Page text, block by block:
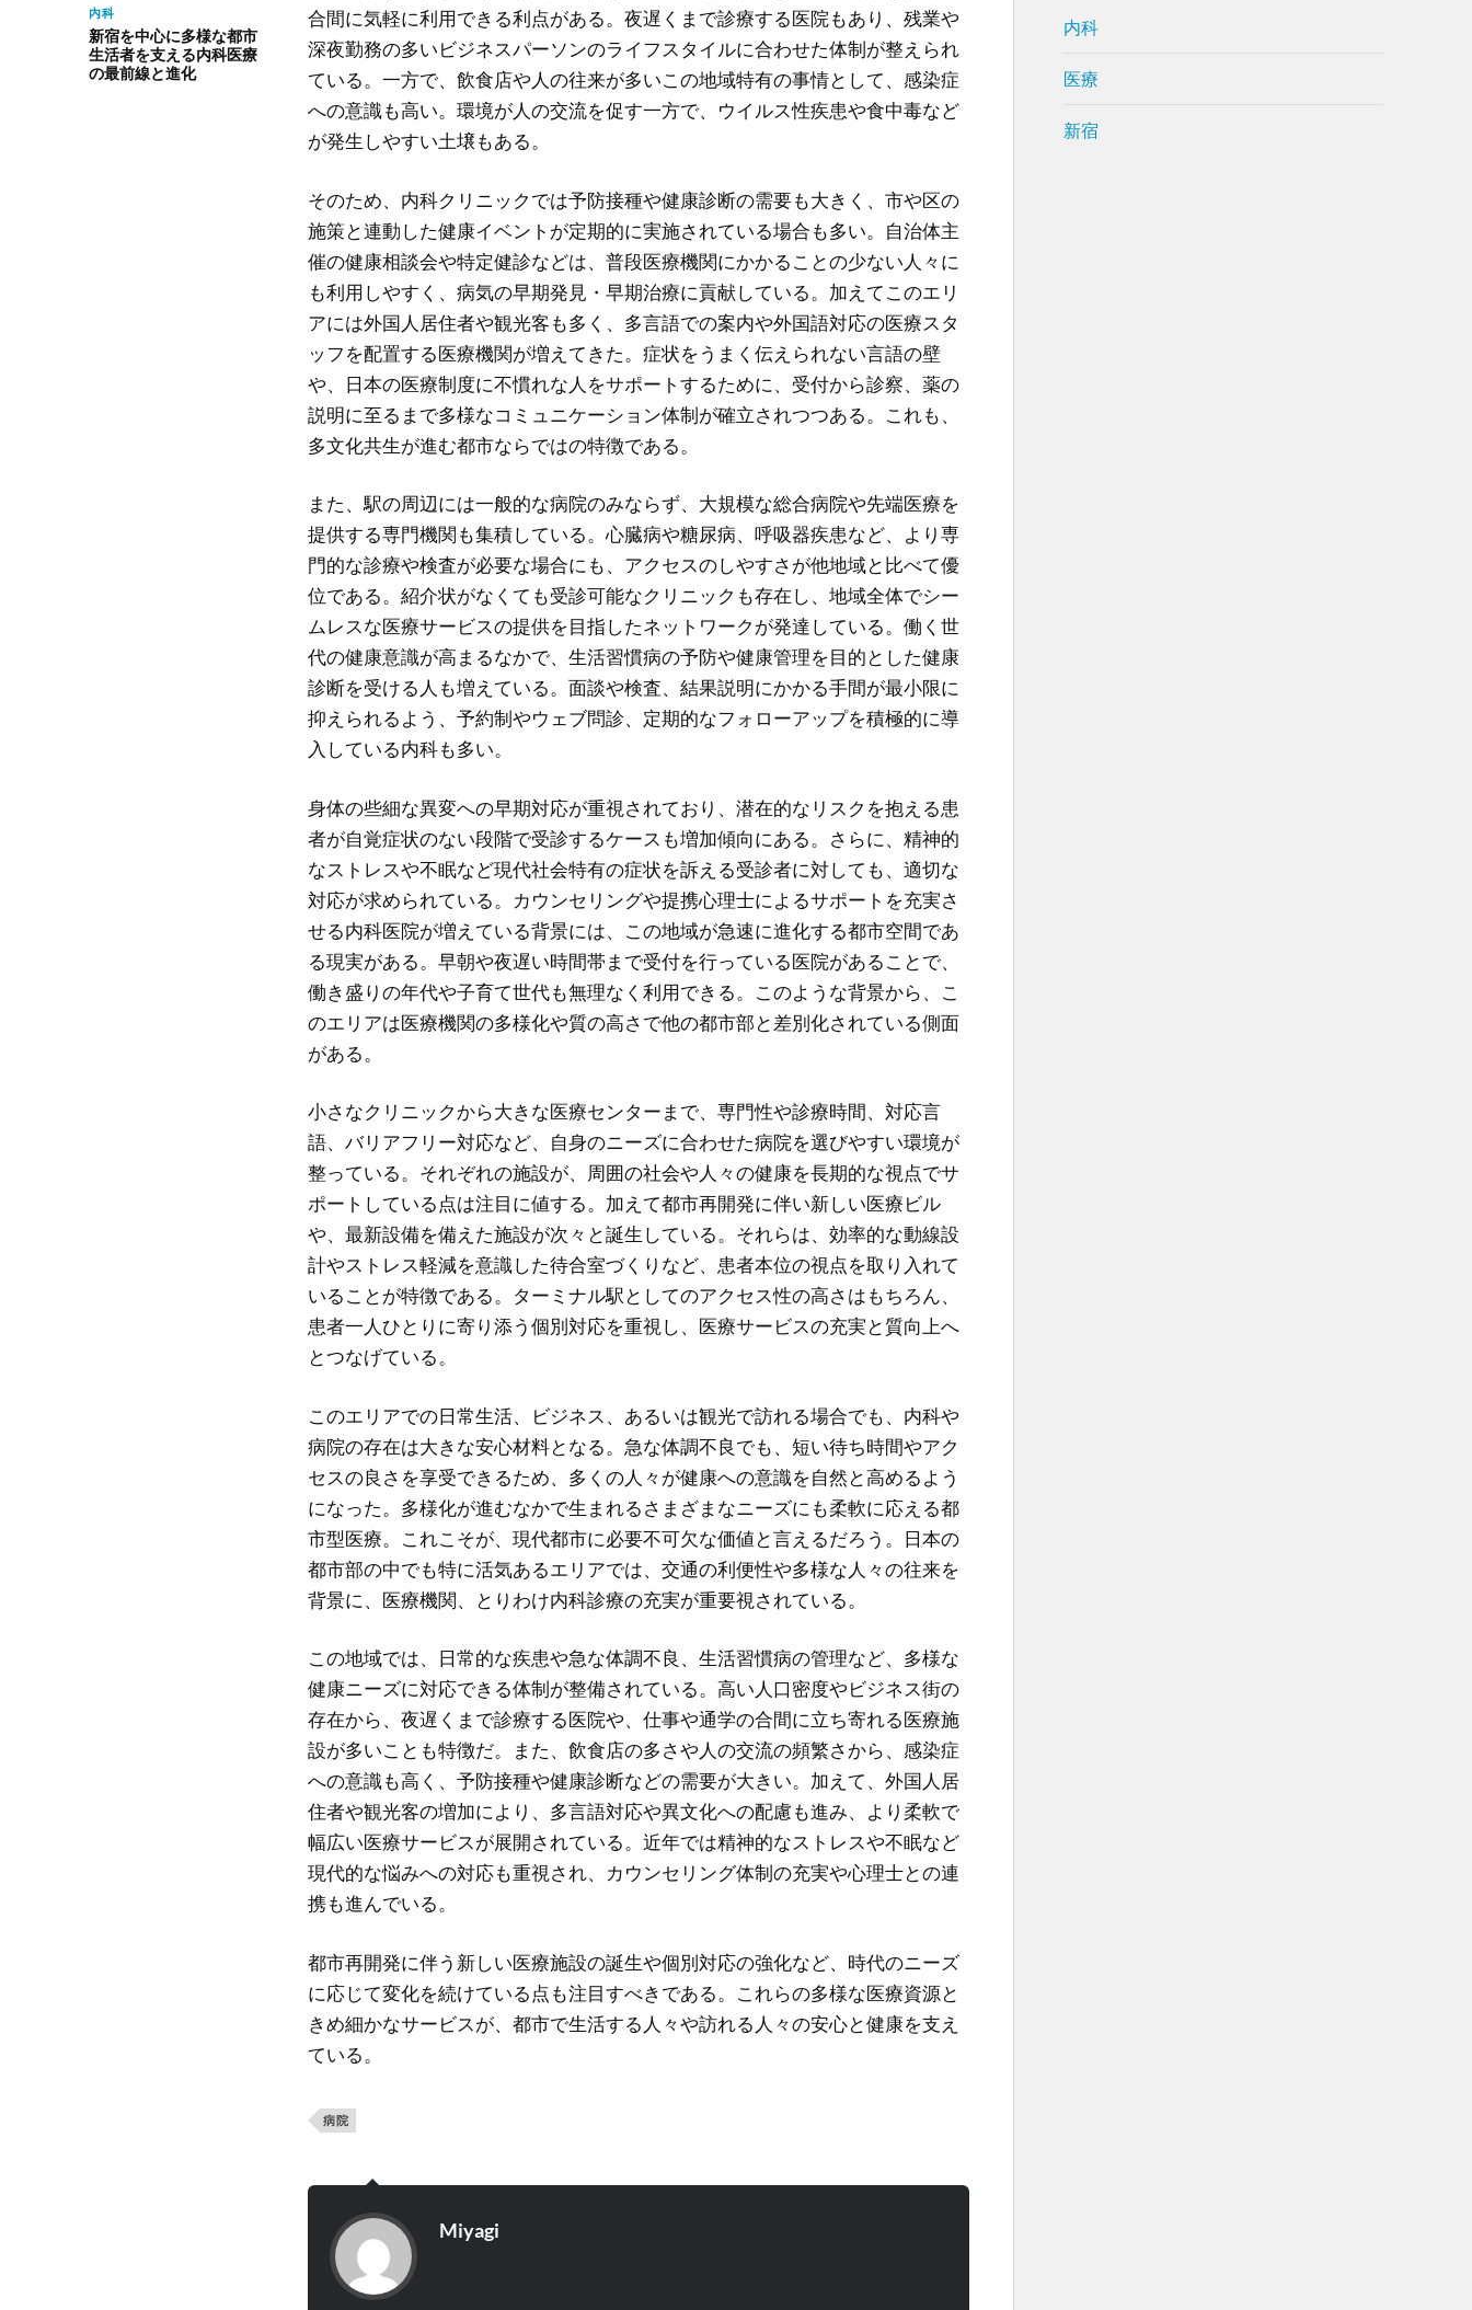
内科
新宿を中心に多様な都市
生活者を支える内科医療
の最前線と進化
合間に気軽に利用できる利点がある。夜遅くまで診療する医院もあり、残業や
深夜勤務の多いビジネスパーソンのライフスタイルに合わせた体制が整えられ
ている。一方で、飲食店や人の往来が多いこの地域特有の事情として、感染症
への意識も高い。環境が人の交流を促す一方で、ウイルス性疾患や食中毒など
が発生しやすい土壌もある。
そのため、内科クリニックでは予防接種や健康診断の需要も大きく、市や区の
施策と連動した健康イベントが定期的に実施されている場合も多い。自治体主
催の健康相談会や特定健診などは、普段医療機関にかかることの少ない人々に
も利用しやすく、病気の早期発見・早期治療に貢献している。加えてこのエリ
アには外国人居住者や観光客も多く、多言語での案内や外国語対応の医療スタ
ッフを配置する医療機関が増えてきた。症状をうまく伝えられない言語の壁
や、日本の医療制度に不慣れな人をサポートするために、受付から診察、薬の
説明に至るまで多様なコミュニケーション体制が確立されつつある。これも、
多文化共生が進む都市ならではの特徴である。
また、駅の周辺には一般的な病院のみならず、大規模な総合病院や先端医療を
提供する専門機関も集積している。心臓病や糖尿病、呼吸器疾患など、より専
門的な診療や検査が必要な場合にも、アクセスのしやすさが他地域と比べて優
位である。紹介状がなくても受診可能なクリニックも存在し、地域全体でシー
ムレスな医療サービスの提供を目指したネットワークが発達している。働く世
代の健康意識が高まるなかで、生活習慣病の予防や健康管理を目的とした健康
診断を受ける人も増えている。面談や検査、結果説明にかかる手間が最小限に
抑えられるよう、予約制やウェブ問診、定期的なフォローアップを積極的に導
入している内科も多い。
身体の些細な異変への早期対応が重視されており、潜在的なリスクを抱える患
者が自覚症状のない段階で受診するケースも増加傾向にある。さらに、精神的
なストレスや不眠など現代社会特有の症状を訴える受診者に対しても、適切な
対応が求められている。カウンセリングや提携心理士によるサポートを充実さ
せる内科医院が増えている背景には、この地域が急速に進化する都市空間であ
る現実がある。早朝や夜遅い時間帯まで受付を行っている医院があることで、
働き盛りの年代や子育て世代も無理なく利用できる。このような背景から、こ
のエリアは医療機関の多様化や質の高さで他の都市部と差別化されている側面
がある。
小さなクリニックから大きな医療センターまで、専門性や診療時間、対応言
語、バリアフリー対応など、自身のニーズに合わせた病院を選びやすい環境が
整っている。それぞれの施設が、周囲の社会や人々の健康を長期的な視点でサ
ポートしている点は注目に値する。加えて都市再開発に伴い新しい医療ビル
や、最新設備を備えた施設が次々と誕生している。それらは、効率的な動線設
計やストレス軽減を意識した待合室づくりなど、患者本位の視点を取り入れて
いることが特徴である。ターミナル駅としてのアクセス性の高さはもちろん、
患者一人ひとりに寄り添う個別対応を重視し、医療サービスの充実と質向上へ
とつなげている。
このエリアでの日常生活、ビジネス、あるいは観光で訪れる場合でも、内科や
病院の存在は大きな安心材料となる。急な体調不良でも、短い待ち時間やアク
セスの良さを享受できるため、多くの人々が健康への意識を自然と高めるよう
になった。多様化が進むなかで生まれるさまざまなニーズにも柔軟に応える都
市型医療。これこそが、現代都市に必要不可欠な価値と言えるだろう。日本の
都市部の中でも特に活気あるエリアでは、交通の利便性や多様な人々の往来を
背景に、医療機関、とりわけ内科診療の充実が重要視されている。
この地域では、日常的な疾患や急な体調不良、生活習慣病の管理など、多様な
健康ニーズに対応できる体制が整備されている。高い人口密度やビジネス街の
存在から、夜遅くまで診療する医院や、仕事や通学の合間に立ち寄れる医療施
設が多いことも特徴だ。また、飲食店の多さや人の交流の頻繁さから、感染症
への意識も高く、予防接種や健康診断などの需要が大きい。加えて、外国人居
住者や観光客の増加により、多言語対応や異文化への配慮も進み、より柔軟で
幅広い医療サービスが展開されている。近年では精神的なストレスや不眠など
現代的な悩みへの対応も重視され、カウンセリング体制の充実や心理士との連
携も進んでいる。
都市再開発に伴う新しい医療施設の誕生や個別対応の強化など、時代のニーズ
に応じて変化を続けている点も注目すべきである。これらの多様な医療資源と
きめ細かなサービスが、都市で生活する人々や訪れる人々の安心と健康を支え
ている。
病院
Miyagi
内科
医療
新宿